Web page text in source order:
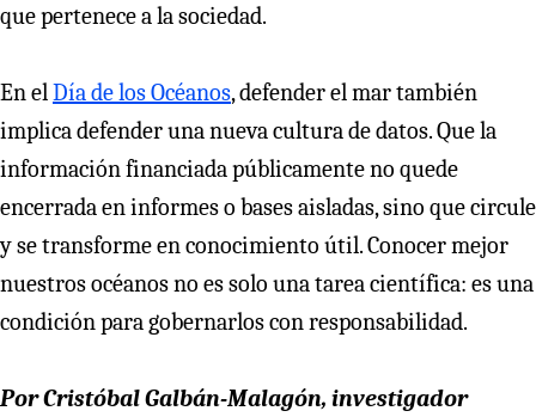
que pertenece a la sociedad.
En elDía de los Océanos, defender el mar también
implica defender una nueva cultura de datos. Que la
información financiada públicamente no quede
encerrada en informes o bases aisladas, sino que circule
y se transforme en conocimiento útil. Conocer mejor
nuestros océanos no es solo una tarea científica: es una
condición para gobernarlos con responsabilidad.
Por Cristóbal Galbán-Malagón, investigador